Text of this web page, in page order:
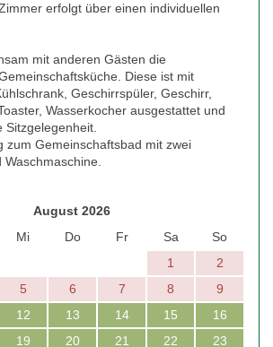
erfolgt über einen individuellen
mit anderen Gästen die
Diese ist mit
Geschirrspüler, Geschirr,
Wasserkocher ausgestattet und
Sitzgelegenheit.
zum Gemeinschaftsbad mit zwei
August 2026
Mi Do Fr Sa
So
1
2
5 6 7 8
9
12 13 14 15
16
19 20 21 22
23